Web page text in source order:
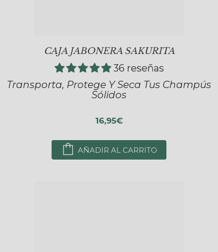
CAJA JABONERA SAKURITA
36 reseñas
Transporta, Protege Y Seca Tus Champús
Sólidos
16,95€
AÑADIR AL CARRITO